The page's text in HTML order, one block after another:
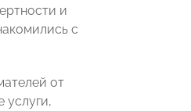
и
с
от
услуги,